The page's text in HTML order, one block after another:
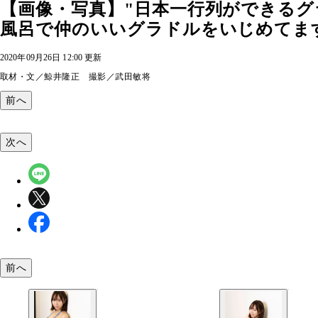
【画像・写真】"日本一行列ができる
風呂で仲のいいグラドルをいじめてま
2020年09月26日 12:00 更新
取材・文／鯨井隆正 撮影／武田敏将
前へ
次へ
前へ